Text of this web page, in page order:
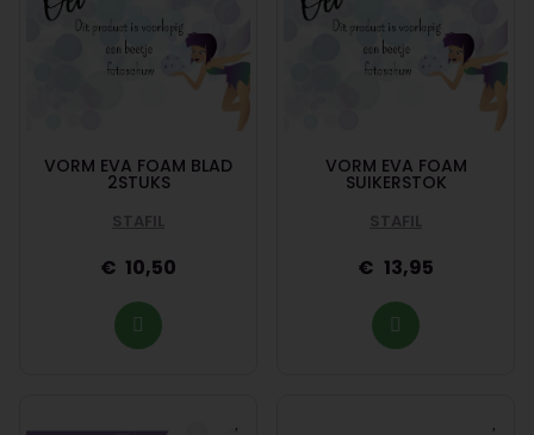
VORM EVA FOAM BLAD
2STUKS
STAFIL
10,50
VORM EVA FOAM
SUIKERSTOK
STAFIL
13,95